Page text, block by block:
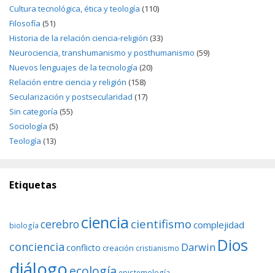
Cultura tecnológica, ética y teología (110)
Filosofía (51)
Historia de la relación ciencia-religión (33)
Neurociencia, transhumanismo y posthumanismo (59)
Nuevos lenguajes de la tecnología (20)
Relación entre ciencia y religión (158)
Secularización y postsecularidad (17)
Sin categoría (55)
Sociología (5)
Teología (13)
Etiquetas
biología cerebro ciencia cientifismo complejidad
conciencia conflicto creación cristianismo Darwin Dios